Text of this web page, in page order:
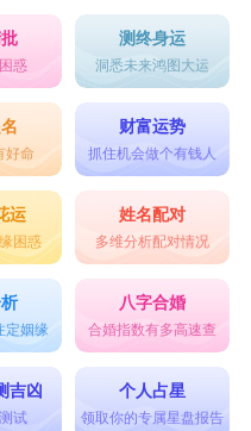
惑
测终身运
洞悉未来鸿图大运
好命
财富运势
抓住机会做个有钱人
运
困惑
姓名配对
多维分析配对情况
定姻缘
八字合婚
合婚指数有多高速查
吉凶
试
个人占星
领取你的专属星盘报告